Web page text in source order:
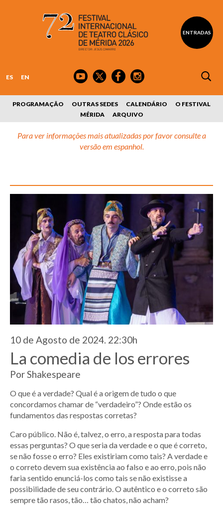
ENTRADAS
ES EN
PROGRAMAÇÃO OUTRAS SEDES CALENDÁRIO
O FESTIVAL
MÉRIDA
ARQUIVO
Para ver informações mais atualizadas por favor consulte a
versão em espanhol.
10 de Agosto de 2024. 22:30h
La comedia de los errores
Por Shakespeare
O que é a verdade? Qual é a origem de tudo o que
concordamos chamar de “verdadeiro”? Onde estão os
fundamentos das respostas corretas?
Caro público. Não é, talvez, o erro, a resposta para todas
essas perguntas? O que seria da verdade e o que é correto,
se não fosse o erro? Eles existiriam como tais? A verdade e
o correto devem sua existência ao falso e ao erro, pois não
faria sentido enunciá-los como tais se não existisse a
possibilidade de seu contrário. O autêntico e o correto são
sempre tão rasos, tão… tão chatos, não acham?